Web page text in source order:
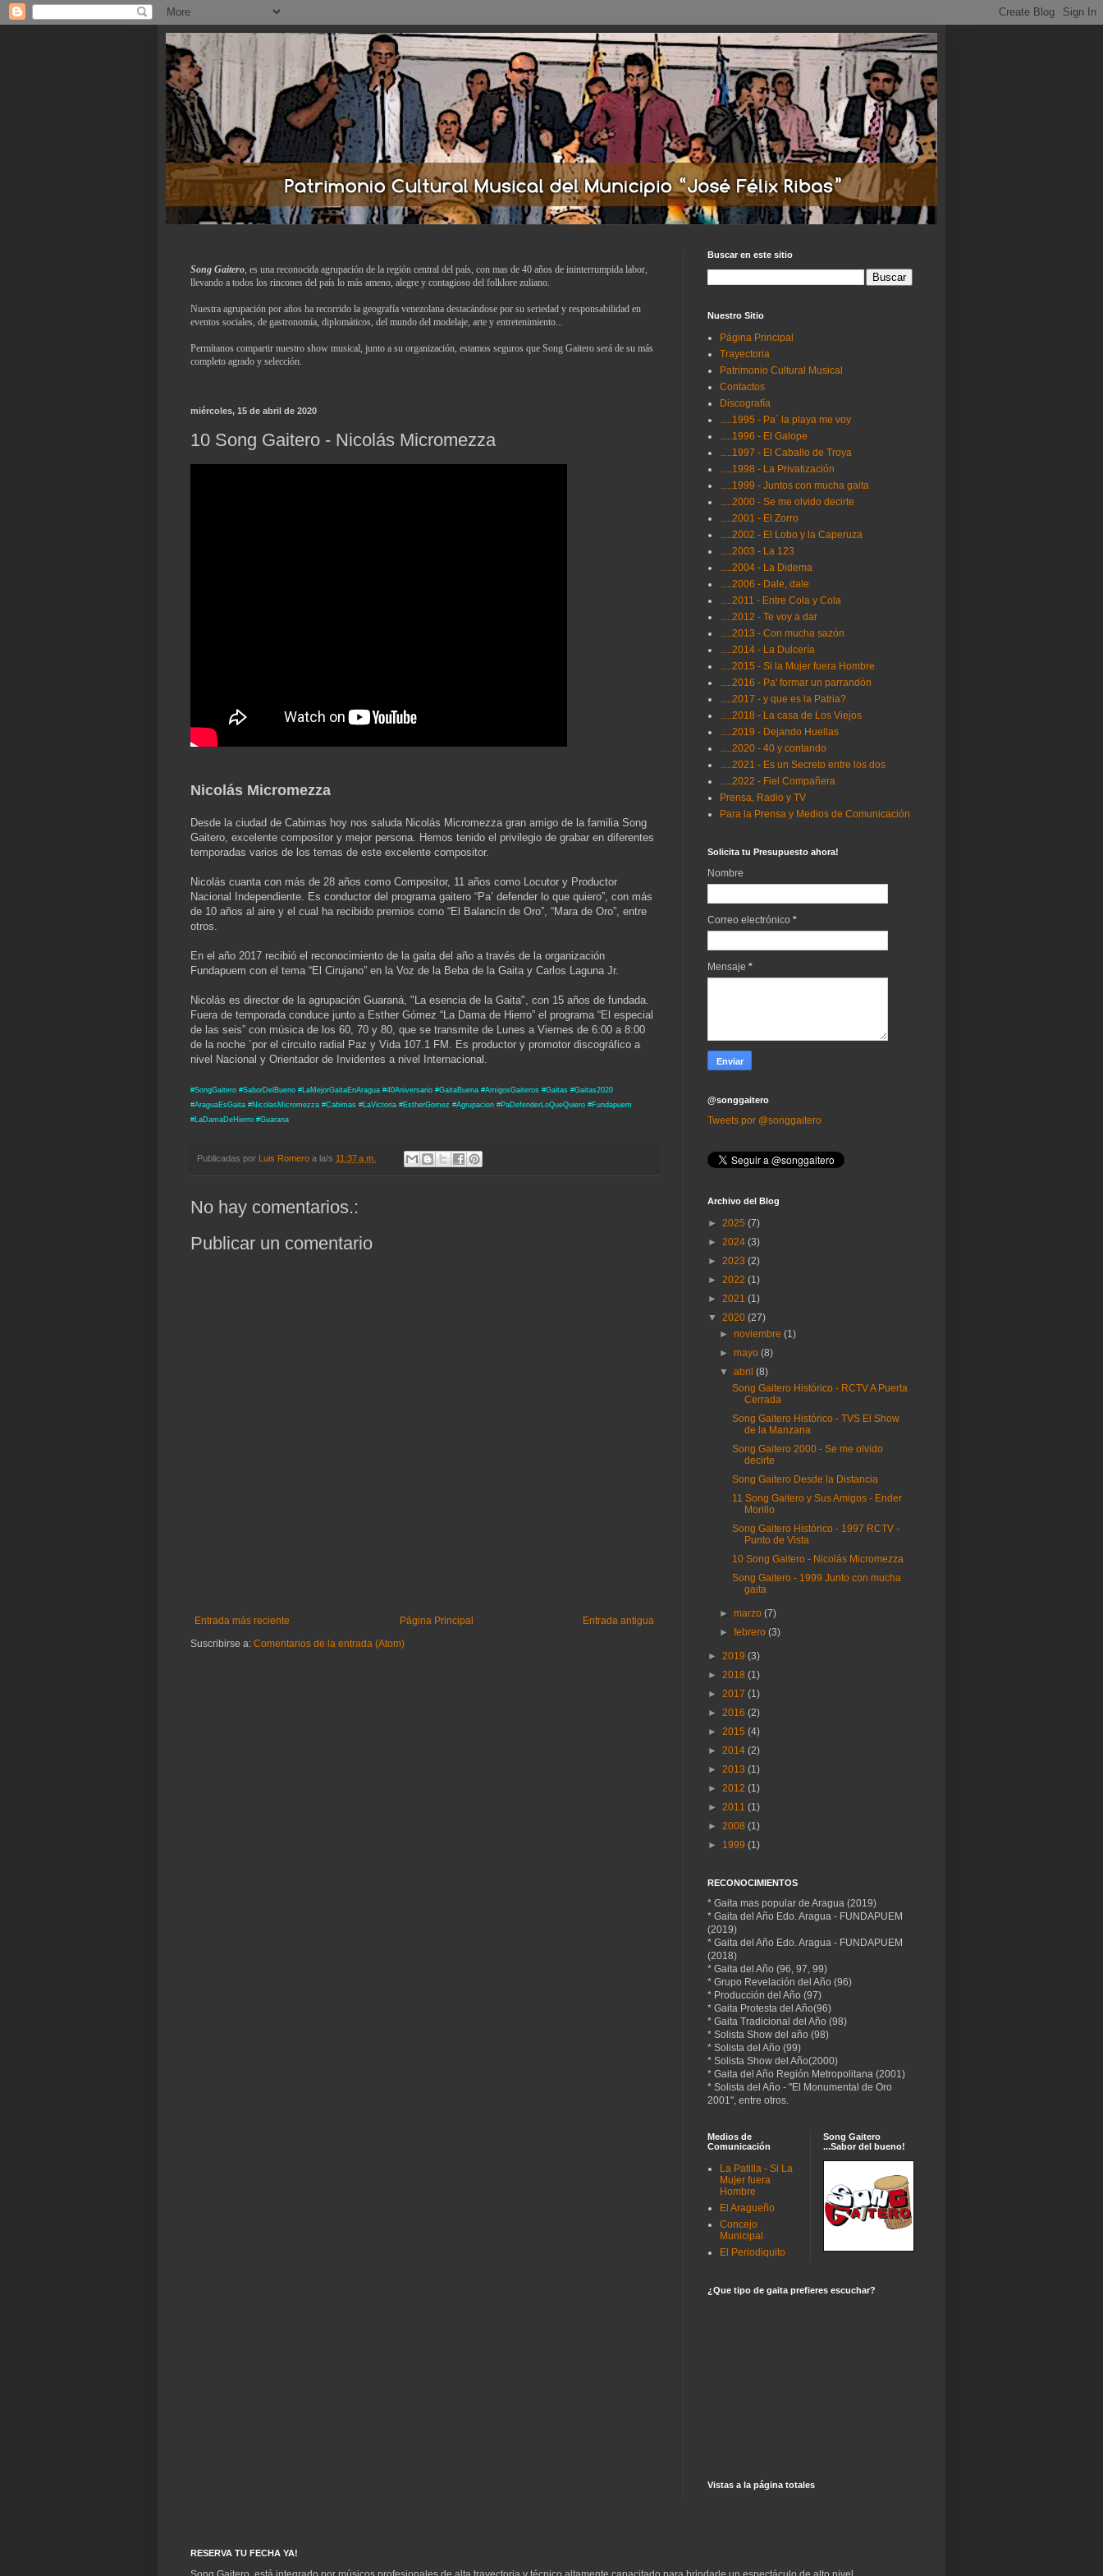
Song Gaitero, es una reconocida agrupación de la región central del país, con mas de 40 años de ininterrumpida labor,
llevando a todos los rincones del país lo más ameno, alegre y contagioso del folklore zuliano.
Nuestra agrupación por años ha recorrido la geografía venezolana destacándose por su seriedad y responsabilidad en
eventos sociales, de gastronomía, diplomáticos, del mundo del modelaje, arte y entretenimiento...
Permítanos compartir nuestro show musical, junto a su organización, estamos seguros que Song Gaitero será de su más
completo agrado y selección.
miércoles, 15 de abril de 2020
10 Song Gaitero - Nicolás Micromezza
Nicolás Micromezza
Desde la ciudad de Cabimas hoy nos saluda Nicolás Micromezza gran amigo de la familia Song
Gaitero, excelente compositor y mejor persona. Hemos tenido el privilegio de grabar en diferentes
temporadas varios de los temas de este excelente compositor.
Nicolás cuanta con más de 28 años como Compositor, 11 años como Locutor y Productor
Nacional Independiente. Es conductor del programa gaitero “Pa’ defender lo que quiero”, con más
de 10 años al aire y el cual ha recibido premios como “El Balancín de Oro”, “Mara de Oro”, entre
otros.
En el año 2017 recibió el reconocimiento de la gaita del año a través de la organización
Fundapuem con el tema “El Cirujano” en la Voz de la Beba de la Gaita y Carlos Laguna Jr.
Nicolás es director de la agrupación Guaraná, "La esencia de la Gaita", con 15 años de fundada.
Fuera de temporada conduce junto a Esther Gómez “La Dama de Hierro” el programa “El especial
de las seis” con música de los 60, 70 y 80, que se transmite de Lunes a Viernes de 6:00 a 8:00
de la noche ´por el circuito radial Paz y Vida 107.1 FM. Es productor y promotor discográfico a
nivel Nacional y Orientador de Invidentes a nivel Internacional.
#SongGaitero #SaborDelBueno #LaMejorGaitaEnAragua #40Aniversario #GaitaBuena #AmigosGaiteros #Gaitas #Gaitas2020
#AraguaEsGaita #NicolasMicromezza #Cabimas #LaVictoria #EstherGomez #Agrupacion #PaDefenderLoQueQuiero #Fundapuem
#LaDamaDeHierro #Guarana
Publicadas por Luis Romero a la/s 11:37 a.m.
No hay comentarios.:
Publicar un comentario
Entrada más reciente Entrada antigua
Página Principal
Suscribirse a: Comentarios de la entrada (Atom)
Buscar en este sitio
Nuestro Sitio
Página Principal
Trayectoria
Patrimonio Cultural Musical
Contactos
Discografía
.....1995 - Pa´ la playa me voy
.....1996 - El Galope
.....1997 - El Caballo de Troya
.....1998 - La Privatización
.....1999 - Juntos con mucha gaita
.....2000 - Se me olvido decirte
.....2001 - El Zorro
.....2002 - El Lobo y la Caperuza
.....2003 - La 123
.....2004 - La Didema
.....2006 - Dale, dale
.....2011 - Entre Cola y Cola
.....2012 - Te voy a dar
.....2013 - Con mucha sazón
.....2014 - La Dulcería
.....2015 - Si la Mujer fuera Hombre
.....2016 - Pa' formar un parrandón
.....2017 - y que es la Patria?
.....2018 - La casa de Los Viejos
.....2019 - Dejando Huellas
.....2020 - 40 y contando
.....2021 - Es un Secreto entre los dos
.....2022 - Fiel Compañera
Prensa, Radio y TV
Para la Prensa y Medios de Comunicación
Solicita tu Presupuesto ahora!
Nombre
Correo electrónico *
Mensaje *
@songgaitero
Tweets por @songgaitero
Archivo del Blog
► 2025 (7)
► 2024 (3)
► 2023 (2)
► 2022 (1)
► 2021 (1)
▼ 2020 (27)
►noviembre(1)
►mayo(8)
▼abril(8)
Song Gaitero Histórico - RCTV A Puerta
Cerrada
Song Gaitero Histórico - TVS El Show
de la Manzana
Song Gaitero 2000 - Se me olvido
decirte
Song Gaitero Desde la Distancia
11 Song Gaitero y Sus Amigos - Ender
Morillo
Song Gaitero Histórico - 1997 RCTV -
Punto de Vista
10 Song Gaitero - Nicolás Micromezza
Song Gaitero - 1999 Junto con mucha
gaita
►marzo(7)
►febrero(3)
► 2019 (3)
► 2018 (1)
► 2017 (1)
► 2016 (2)
► 2015 (4)
► 2014 (2)
► 2013 (1)
► 2012 (1)
► 2011 (1)
► 2008 (1)
► 1999 (1)
RECONOCIMIENTOS
* Gaita mas popular de Aragua (2019)
* Gaita del Año Edo. Aragua - FUNDAPUEM
(2019)
* Gaita del Año Edo. Aragua - FUNDAPUEM
(2018)
* Gaita del Año (96, 97, 99)
* Grupo Revelación del Año (96)
* Producción del Año (97)
* Gaita Protesta del Año(96)
* Gaita Tradicional del Año (98)
* Solista Show del año (98)
* Solista del Año (99)
* Solista Show del Año(2000)
* Gaita del Año Región Metropolitana (2001)
* Solista del Año - "El Monumental de Oro
2001", entre otros.
Medios de
Comunicación
La Patilla - Si La
Mujer fuera
Hombre
El Aragueño
Concejo
Municipal
El Periodiquito
Song Gaitero
...Sabor del bueno!
¿Que tipo de gaita prefieres escuchar?
Vistas a la página totales
RESERVA TU FECHA YA!